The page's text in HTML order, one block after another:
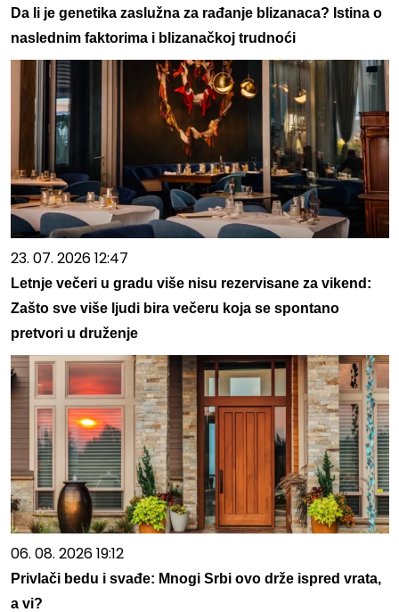
Da li je genetika zaslužna za rađanje blizanaca? Istina o
naslednim faktorima i blizanačkoj trudnoći
23. 07. 2026 12:47
Letnje večeri u gradu više nisu rezervisane za vikend:
Zašto sve više ljudi bira večeru koja se spontano
pretvori u druženje
06. 08. 2026 19:12
Privlači bedu i svađe: Mnogi Srbi ovo drže ispred vrata,
a vi?